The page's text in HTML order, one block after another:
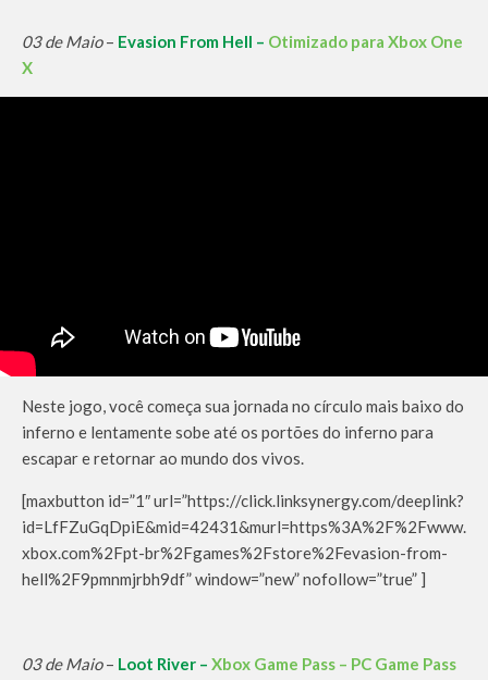
03 de Maio– Evasion From Hell – Otimizado para Xbox One
X
Neste jogo, você começa sua jornada no círculo mais baixo do
inferno e lentamente sobe até os portões do inferno para
escapar e retornar ao mundo dos vivos.
[maxbutton id=”1″ url=”https://click.linksynergy.com/deeplink?
id=LfFZuGqDpiE&mid=42431&murl=https%3A%2F%2Fwww.
xbox.com%2Fpt-br%2Fgames%2Fstore%2Fevasion-from-
hell%2F9pmnmjrbh9df” window=”new” nofollow=”true” ]
03 de Maio– Loot River – Xbox Game Pass – PC Game Pass